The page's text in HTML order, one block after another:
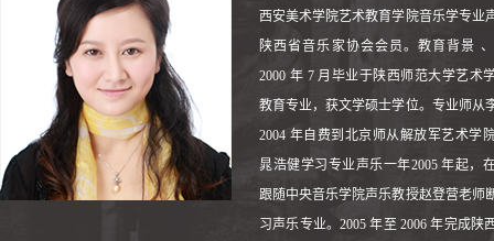
西安美术学院艺术教育学院音乐学专业
陕西省音乐家协会会员。教育背景
2000 年 7 月毕业于陕西师范大学艺术
教育专业，获文学硕士学位。专业师从
2004 年自费到北京师从解放军艺术学
晁浩健学习专业声乐一年2005 年起，
跟随中央音乐学院声乐教授赵登营老师
习声乐专业。2005 年至 2006 年完成陕